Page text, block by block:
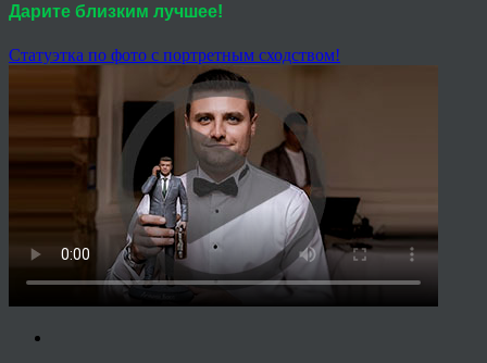
Дарите близким лучшее!
Статуэтка по фото с портретным сходством!